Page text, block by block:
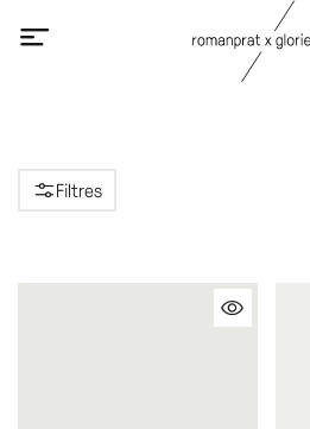
Filtres